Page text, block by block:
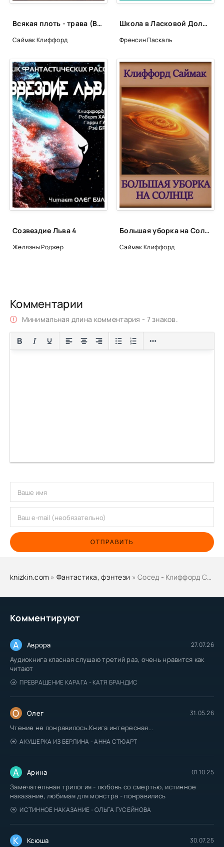
Комментируют
А Аврора 27.07.26
Аудиокнига класная слушаю третий раз, очень нравится как
читают
ПРЕВРАЩЕНИЕ КАРАГА - КАТЯ БРАНДИС
О Олег 31.05.26
Чтение не понравилось.Книга интересная...
АКУШЕРКА ИЗ БЕРЛИНА - АННА СТЮАРТ
А Арина 01.10.25
Замечательная трилогия - любовь со смертью, истинное
наказание, любимая для монстра - понравились
ИСТИННОЕ НАКАЗАНИЕ - ОЛЬГА ГУСЕЙНОВА
К Ксюша 30.07.25
Всякая плоть - трава (Всё живое) - Клиффорд Саймак
Саймак Клиффорд
Школа в Ласковой Долине. Секреты - Френсин Паскаль (2)
Френсин Паскаль
Созвездие Льва 4
Желязны Роджер
Большая уборка на Солнце - Клиффорд Саймак
Саймак Клиффорд
Комментарии
Минимальная длина комментария - 7 знаков.
ОТПРАВИТЬ
knizkin.com » Фантастика, фэнтези » Сосед - Клиффорд Саймак